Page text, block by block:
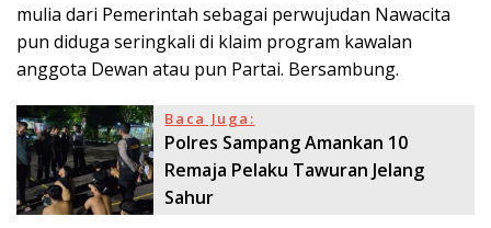
mulia dari Pemerintah sebagai perwujudan Nawacita
pun diduga seringkali di klaim program kawalan
anggota Dewan atau pun Partai. Bersambung.
Baca Juga:
Polres Sampang Amankan 10
Remaja Pelaku Tawuran Jelang
Sahur